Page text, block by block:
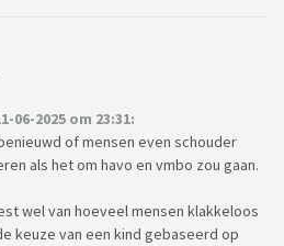
06-2025 om 23:31:
of mensen even schouder
als het om havo en vmbo zou gaan.
wel van hoeveel mensen klakkeloos
keuze van een kind gebaseerd op